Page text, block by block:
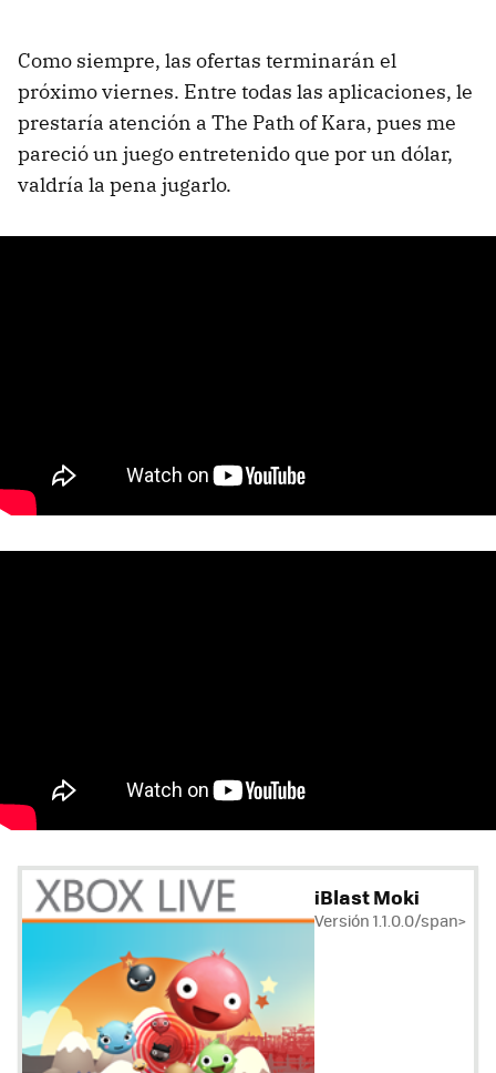
Como siempre, las ofertas terminarán el
próximo viernes. Entre todas las aplicaciones, le
prestaría atención a The Path of Kara, pues me
pareció un juego entretenido que por un dólar,
valdría la pena jugarlo.
iBlast Moki
Versión 1.1.0.0/span>